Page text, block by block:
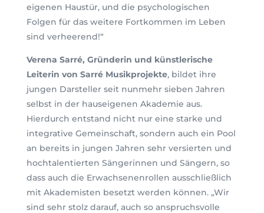
eigenen Haustür, und die psychologischen
Folgen für das weitere Fortkommen im Leben
sind verheerend!“
Verena Sarré, Gründerin und künstlerische
Leiterin von Sarré Musikprojekte, bildet ihre
jungen Darsteller seit nunmehr sieben Jahren
selbst in der hauseigenen Akademie aus.
Hierdurch entstand nicht nur eine starke und
integrative Gemeinschaft, sondern auch ein Pool
an bereits in jungen Jahren sehr versierten und
hochtalentierten Sängerinnen und Sängern, so
dass auch die Erwachsenenrollen ausschließlich
mit Akademisten besetzt werden können. „Wir
sind sehr stolz darauf, auch so anspruchsvolle